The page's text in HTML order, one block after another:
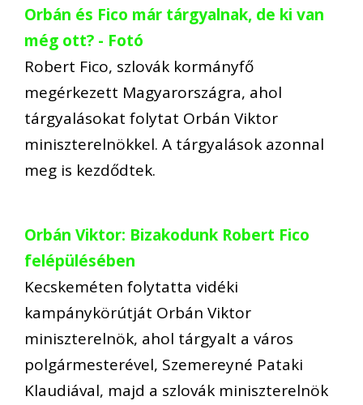
Orbán és Fico már tárgyalnak, de ki van
még ott? - Fotó
Robert Fico, szlovák kormányfő
megérkezett Magyarországra, ahol
tárgyalásokat folytat Orbán Viktor
miniszterelnökkel. A tárgyalások azonnal
meg is kezdődtek.
Orbán Viktor: Bizakodunk Robert Fico
felépülésében
Kecskeméten folytatta vidéki
kampánykörútját Orbán Viktor
miniszterelnök, ahol tárgyalt a város
polgármesterével, Szemereyné Pataki
Klaudiával, majd a szlovák miniszterelnök